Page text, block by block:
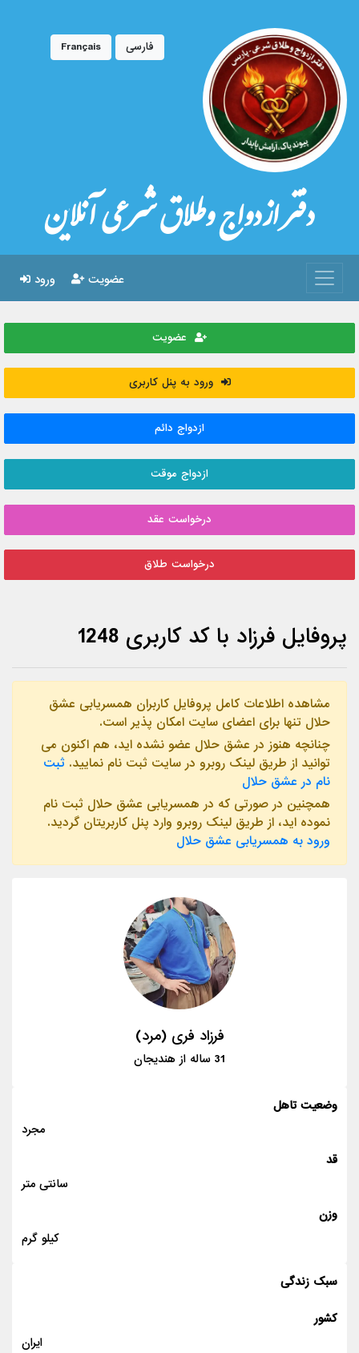
فارسی Français
دفتر ازدواج وطلاق شرعی آنلاین
ورود عضویت
عضویت
ورود به پنل کاربری
ازدواج دائم
ازدواج موقت
درخواست عقد
درخواست طلاق
پروفایل فرزاد با کد کاربری 1248
مشاهده اطلاعات کامل پروفایل کاربران همسریابی عشق
حلال تنها برای اعضای سایت امکان پذیر است.
چنانچه هنوز در عشق حلال عضو نشده اید، هم اکنون می
توانید از طریق لینک روبرو در سایت ثبت نام نمایید. ثبت
نام در عشق حلال
همچنین در صورتی که در همسریابی عشق حلال ثبت نام
نموده اید، از طریق لینک روبرو وارد پنل کاربریتان گردید.
ورود به همسریابی عشق حلال
فرزاد فری (مرد)
31 ساله از هندیجان
وضعیت تاهل
مجرد
قد
سانتی متر
وزن
کیلو گرم
سبک زندگی
کشور
ایران